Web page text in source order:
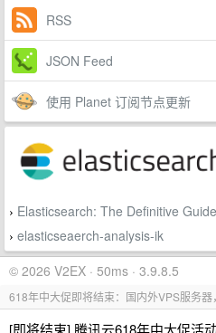
RSS
JSON Feed
使用 Planet 订阅节点更新
› Elasticsearch: The Definitive Guide
› elasticseaerch-analysis-ik
© 2026 V2EX · 50ms · 3.9.8.5
618年中大促即将结束：国内外VPS服务
[即将结束] 腾讯云618年中大促活